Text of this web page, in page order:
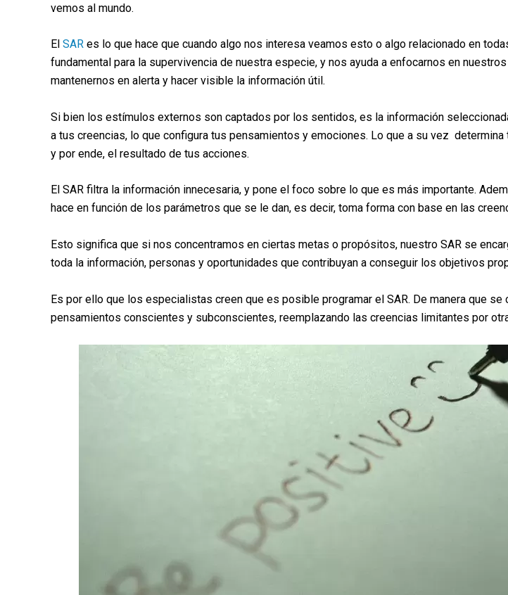
vemos al mundo.
El SAR es lo que hace que cuando algo nos interesa veamos esto o algo relacionado en
fundamental para la supervivencia de nuestra especie, y nos ayuda a enfocarnos en
mantenernos en alerta y hacer visible la información útil.
Si bien los estímulos externos son captados por los sentidos, es la información
a tus creencias, lo que configura tus pensamientos y emociones. Lo que a su vez determina
y por ende, el resultado de tus acciones.
El SAR filtra la información innecesaria, y pone el foco sobre lo que es más importante.
hace en función de los parámetros que se le dan, es decir, toma forma con base en las
Esto significa que si nos concentramos en ciertas metas o propósitos, nuestro SAR se
toda la información, personas y oportunidades que contribuyan a conseguir los objetivos
Es por ello que los especialistas creen que es posible programar el SAR. De manera que se
pensamientos conscientes y subconscientes, reemplazando las creencias limitantes por